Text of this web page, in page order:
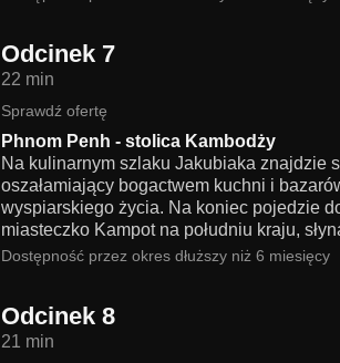
Odcinek 7
22 min
Sprawdź ofertę
Phnom Penh - stolica Kambodży
Na kulinarnym szlaku Jakubiaka znajdzie
oszałamiający bogactwem kuchni i
wyspiarskiego życia. Na koniec pojedzie
miasteczko Kampot na południu kraju,
Dostępność przez okres dłuższy niż 6 miesięcy
Odcinek 8
21 min